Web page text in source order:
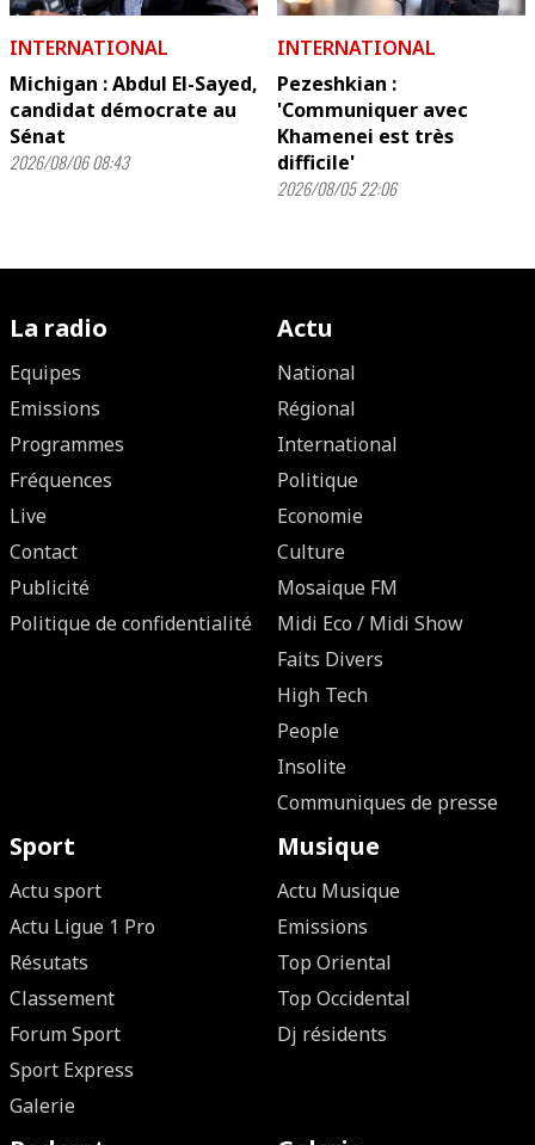
INTERNATIONAL
Michigan : Abdul El-Sayed,
candidat démocrate au
Sénat
2026/08/06 08:43
INTERNATIONAL
Pezeshkian :
'Communiquer avec
Khamenei est très
difficile'
2026/08/05 22:06
La radio
Equipes
Emissions
Programmes
Fréquences
Live
Contact
Publicité
Politique de confidentialité
Actu
National
Régional
International
Politique
Economie
Culture
Mosaique FM
Midi Eco / Midi Show
Faits Divers
High Tech
People
Insolite
Communiques de presse
Sport
Actu sport
Actu Ligue 1 Pro
Résutats
Classement
Forum Sport
Sport Express
Galerie
Musique
Actu Musique
Emissions
Top Oriental
Top Occidental
Dj résidents